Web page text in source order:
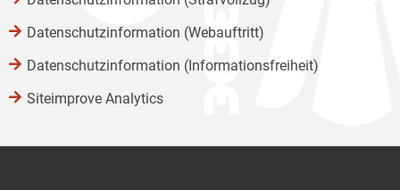
Datenschutzinformation (Webauftritt)
Datenschutzinformation (Informationsfreiheit)
Siteimprove Analytics